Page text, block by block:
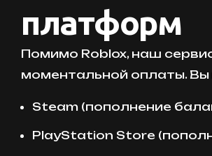
платформ
Помимо Roblox, наш
моментальной оплаты.
Steam (пополнение
PlayStation Store